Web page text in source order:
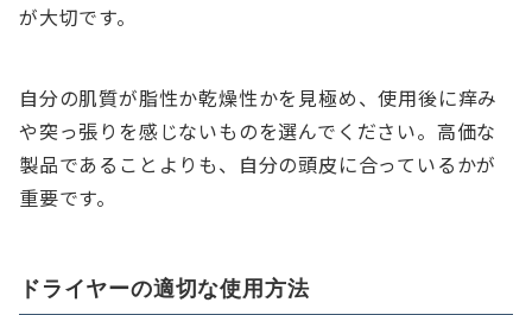
が大切です。
自分の肌質が脂性か乾燥性かを見極め、使用後に痒み
や突っ張りを感じないものを選んでください。高価な
製品であることよりも、自分の頭皮に合っているかが
重要です。
ドライヤーの適切な使用方法